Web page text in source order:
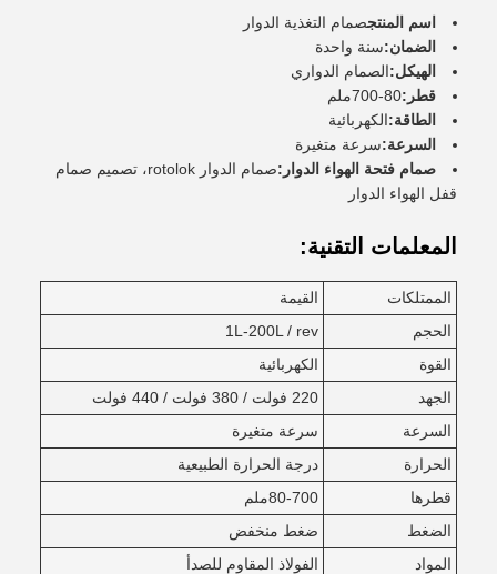
اسم المنتجصمام التغذية الدوار
الضمان:سنة واحدة
الهيكل:الصمام الدواري
قطر:80-700ملم
الطاقة:الكهربائية
السرعة:سرعة متغيرة
صمام فتحة الهواء الدوار:
صمام الدوار rotolok، تصميم صمام
قفل الهواء الدوار
المعلمات التقنية:
الممتلكات
القيمة
الحجم
1L-200L / rev
القوة
الكهربائية
الجهد
220 فولت / 380 فولت / 440 فولت
السرعة
سرعة متغيرة
الحرارة
درجة الحرارة الطبيعية
قطرها
80-700ملم
الضغط
ضغط منخفض
المواد
الفولاذ المقاوم للصدأ